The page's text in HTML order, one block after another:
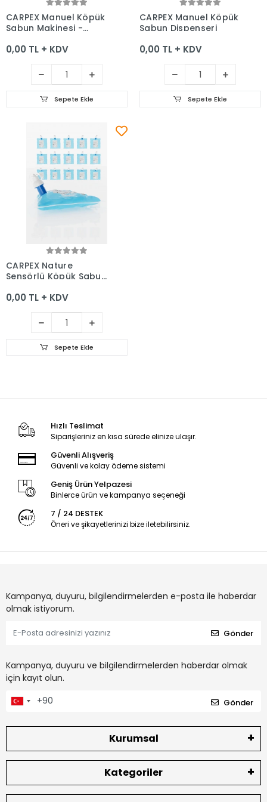
Sepete Ekle
CARPEX Manuel Köpük
Sabun Makinesi -
Ml
0,00 TL + KDV
Sepete Ekle
Sepete Ekle
CARPEX Manuel Köpük
Sabun Dispenseri
0,00 TL + KDV
Sepete Ekle
Sepete Ekle
CARPEX Nature
Sensörlü Köpük Sabun
0,00 TL + KDV
Sepete Ekle
Hızlı Teslimat
Siparişleriniz en kısa sürede elinize ulaşır.
Güvenli Alışveriş
Güvenli ve kolay ödeme sistemi
Geniş Ürün Yelpazesi
Binlerce ürün ve kampanya seçeneği
7 / 24 DESTEK
Öneri ve şikayetlerinizi bize iletebilirsiniz.
Kampanya, duyuru, bilgilendirmelerden e-posta ile haberdar
olmak istiyorum.
Gönder
Kampanya, duyuru ve bilgilendirmelerden haberdar olmak
için kayıt olun.
Gönder
Kurumsal
Kategoriler